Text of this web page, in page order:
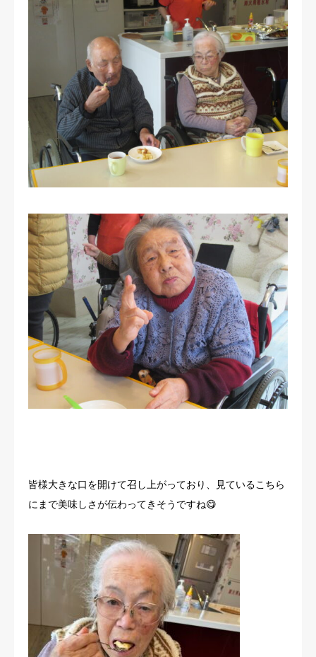
皆様大きな口を開けて召し上がっており、見ているこちら
にまで美味しさが伝わってきそうですね😋